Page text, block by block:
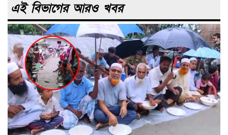
এই বিভাগের আরও খবর